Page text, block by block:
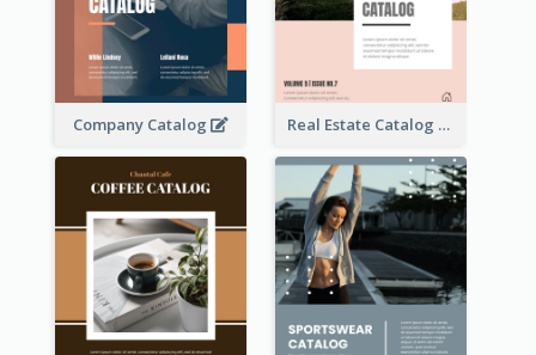
Company Catalog Real Estate Catalog